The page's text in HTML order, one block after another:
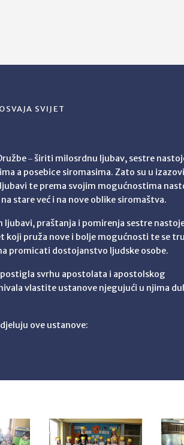
SVIJET
‒ širiti milosrdnu ljubav, sestre
a posebice siromasima. Zato su u
te prema svojim mogućnostima
stare već i na nove oblike siromaštva.
ljubavi, praštanja i pomirenja sestre
koji pruža nove i bolje mogućnosti te se
promicati dostojanstvo ljudske osobe.
svrhu apostolata i apostolskog
vlastite ustanove njegujući u njima
ove ustanove: